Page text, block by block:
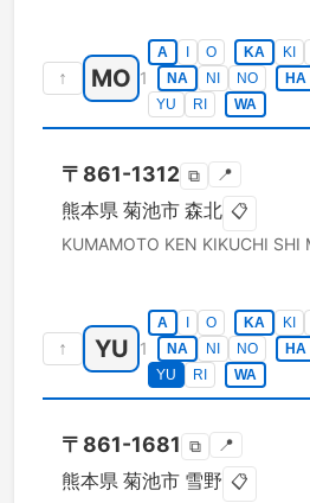
↑ MO 1
A O KA KI
NA
NI NO HA
YU
RI WA
〒 861-1312 ⧉ 📍
熊本県 菊池市 森北 📋
KUMAMOTO KEN KIKUCHI SHI
↑ YU 1
A O KA KI
NA
NI NO HA
YU
RI WA
〒 861-1681 ⧉ 📍
熊本県 菊池市 雪野 📋